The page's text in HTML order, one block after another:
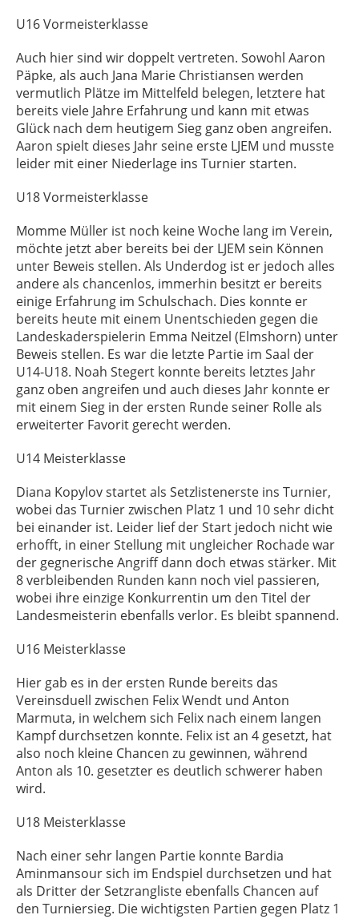
U16 Vormeisterklasse
Auch hier sind wir doppelt vertreten. Sowohl Aaron
Päpke, als auch Jana Marie Christiansen werden
vermutlich Plätze im Mittelfeld belegen, letztere hat
bereits viele Jahre Erfahrung und kann mit etwas
Glück nach dem heutigem Sieg ganz oben angreifen.
Aaron spielt dieses Jahr seine erste LJEM und musste
leider mit einer Niederlage ins Turnier starten.
U18 Vormeisterklasse
Momme Müller ist noch keine Woche lang im Verein,
möchte jetzt aber bereits bei der LJEM sein Können
unter Beweis stellen. Als Underdog ist er jedoch alles
andere als chancenlos, immerhin besitzt er bereits
einige Erfahrung im Schulschach. Dies konnte er
bereits heute mit einem Unentschieden gegen die
Landeskaderspielerin Emma Neitzel (Elmshorn) unter
Beweis stellen. Es war die letzte Partie im Saal der
U14-U18. Noah Stegert konnte bereits letztes Jahr
ganz oben angreifen und auch dieses Jahr konnte er
mit einem Sieg in der ersten Runde seiner Rolle als
erweiterter Favorit gerecht werden.
U14 Meisterklasse
Diana Kopylov startet als Setzlistenerste ins Turnier,
wobei das Turnier zwischen Platz 1 und 10 sehr dicht
bei einander ist. Leider lief der Start jedoch nicht wie
erhofft, in einer Stellung mit ungleicher Rochade war
der gegnerische Angriff dann doch etwas stärker. Mit
8 verbleibenden Runden kann noch viel passieren,
wobei ihre einzige Konkurrentin um den Titel der
Landesmeisterin ebenfalls verlor. Es bleibt spannend.
U16 Meisterklasse
Hier gab es in der ersten Runde bereits das
Vereinsduell zwischen Felix Wendt und Anton
Marmuta, in welchem sich Felix nach einem langen
Kampf durchsetzen konnte. Felix ist an 4 gesetzt, hat
also noch kleine Chancen zu gewinnen, während
Anton als 10. gesetzter es deutlich schwerer haben
wird.
U18 Meisterklasse
Nach einer sehr langen Partie konnte Bardia
Aminmansour sich im Endspiel durchsetzen und hat
als Dritter der Setzrangliste ebenfalls Chancen auf
den Turniersieg. Die wichtigsten Partien gegen Platz 1